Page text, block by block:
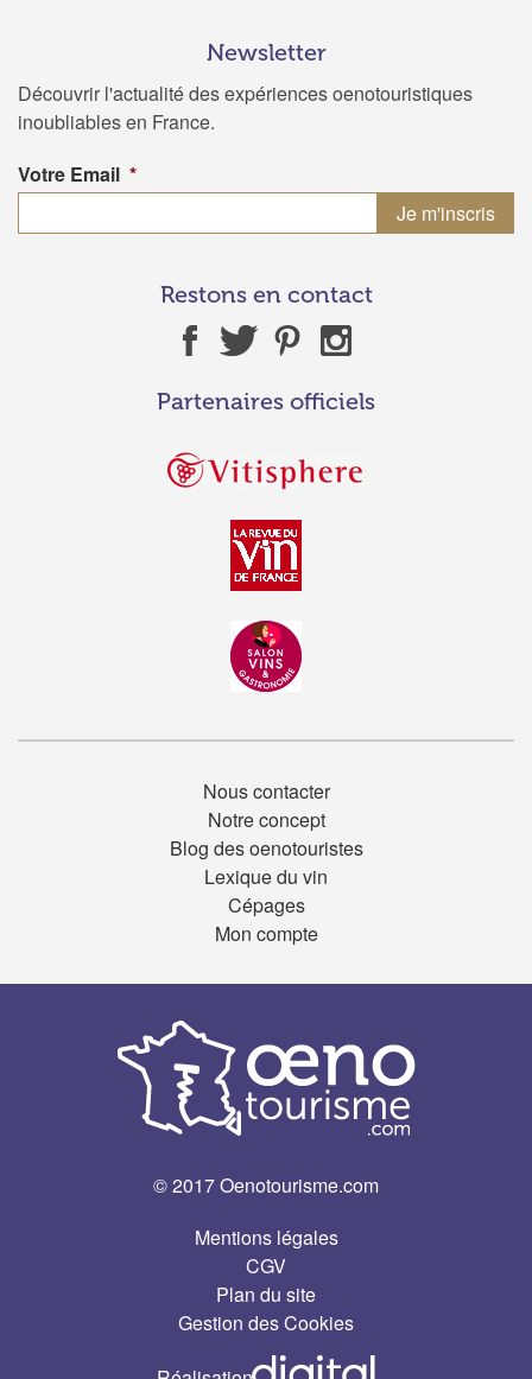
Newsletter
Découvrir l'actualité des expériences oenotouristiques
inoubliables en France.
Votre Email *
Restons en contact
Partenaires officiels
Nous contacter
Notre concept
Blog des oenotouristes
Lexique du vin
Cépages
Mon compte
© 2017 Oenotourisme.com
Mentions légales
CGV
Plan du site
Gestion des Cookies